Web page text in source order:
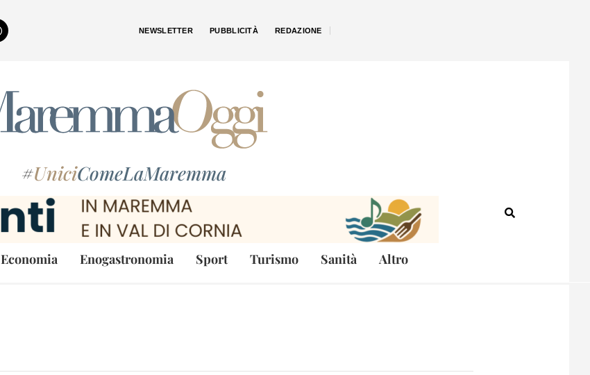
NEWSLETTER PUBBLICITÀ REDAZIONE
#UniciComeLaMaremma
Economia Enogastronomia Sport Turismo Sanità Altro